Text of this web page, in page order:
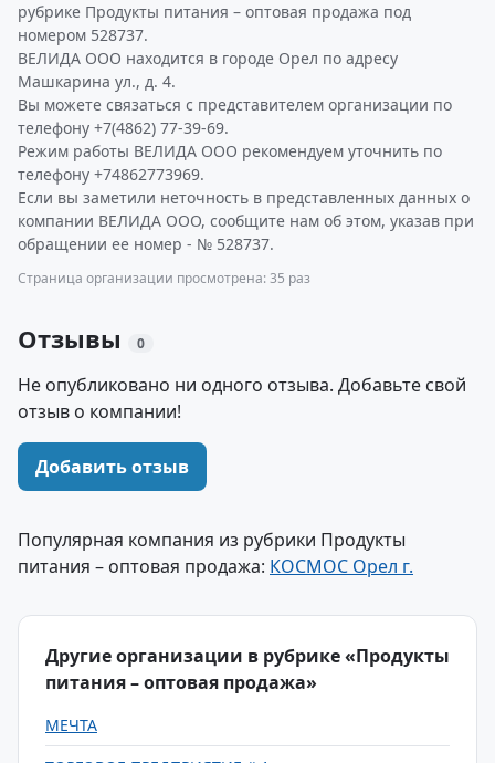
рубрике Продукты питания – оптовая продажа под
номером 528737.
ВЕЛИДА ООО находится в городе Орел по адресу
Машкарина ул., д. 4.
Вы можете связаться с представителем организации по
телефону +7(4862) 77-39-69.
Режим работы ВЕЛИДА ООО рекомендуем уточнить по
телефону +74862773969.
Если вы заметили неточность в представленных данных о
компании ВЕЛИДА ООО, сообщите нам об этом, указав при
обращении ее номер - № 528737.
Страница организации просмотрена: 35 раз
Отзывы 0
Не опубликовано ни одного отзыва. Добавьте свой
отзыв о компании!
Добавить отзыв
Популярная компания из рубрики Продукты
питания – оптовая продажа: КОСМОС Орел г.
Другие организации в рубрике «Продукты
питания – оптовая продажа»
МЕЧТА